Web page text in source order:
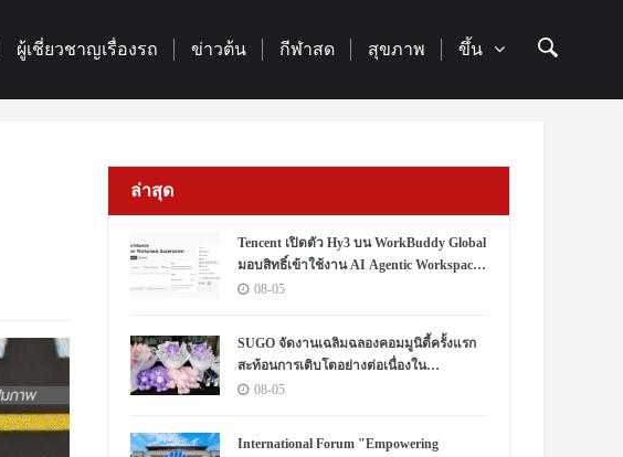
ผู้เชี่ยวชาญเรื่องรถ ข่าวต้น กีฬาสด สุขภาพ ขึ้น
ล่าสุด
Tencent เปิดตัว Hy3 บน WorkBuddy Global
มอบสิทธิ์เข้าใช้งาน AI Agentic Workspace
ฟรีตลอดเดือนสิงหาคม
08-05
SUGO จัดงานเฉลิมฉลองคอมมูนิตี้ครั้งแรก
สะท้อนการเติบโตอย่างต่อเนื่องใน
ประเทศไทย
08-05
International Forum "Empowering